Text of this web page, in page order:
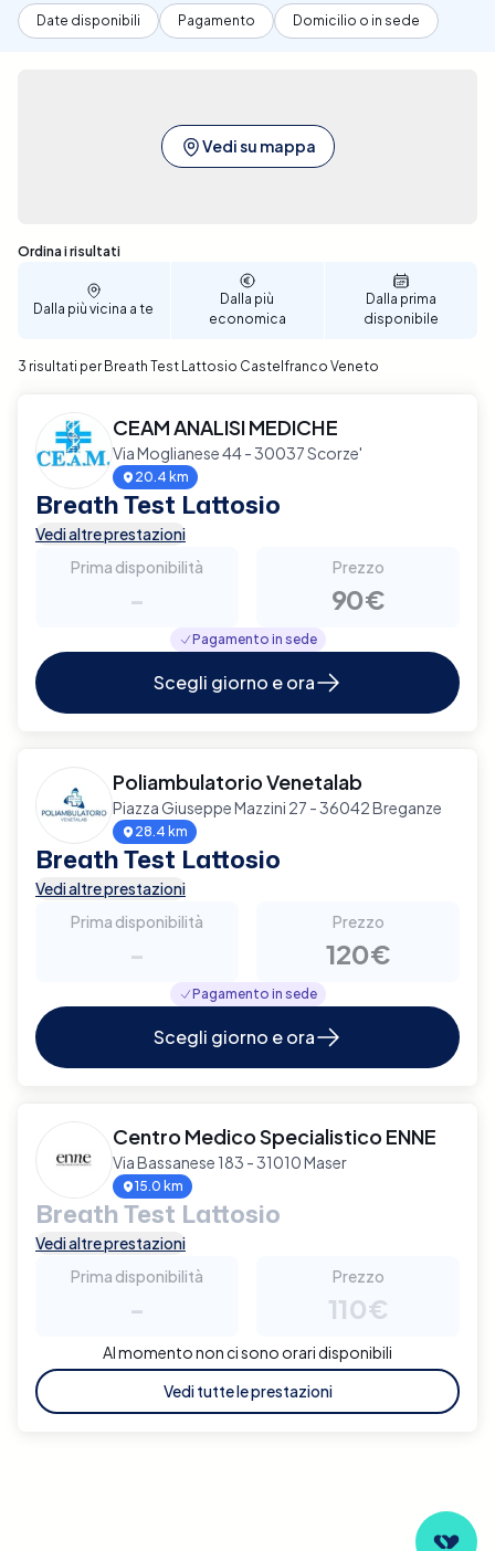
Date disponibili Pagamento Domicilio o in sede
Vedi su mappa
Sono stati trovati 3 risultati
Ordina i risultati
Dalla più vicina a te
Dalla più
economica
Dalla prima
disponibile
3 risultati per Breath Test Lattosio Castelfranco Veneto
CEAM ANALISI MEDICHE
Via Moglianese 44 - 30037 Scorze'
20.4 km
Breath Test Lattosio
Vedi altre prestazioni
Prima disponibilità
-
Prezzo
90€
Pagamento in sede
Scegli giorno e ora
Poliambulatorio Venetalab
Piazza Giuseppe Mazzini 27 - 36042 Breganze
28.4 km
Breath Test Lattosio
Vedi altre prestazioni
Prima disponibilità
-
Prezzo
120€
Pagamento in sede
Scegli giorno e ora
Centro Medico Specialistico ENNE
Via Bassanese 183 - 31010 Maser
15.0 km
Breath Test Lattosio
Vedi altre prestazioni
Prima disponibilità
-
Prezzo
110€
Al momento non ci sono orari disponibili
Vedi tutte le prestazioni